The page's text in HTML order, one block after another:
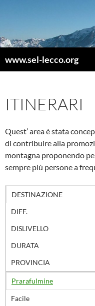
www.sel-lecco.org
ITINERARI
Quest’ area è stata
di contribuire alla
montagna proponendo
sempre più persone a
DESTINAZIONE
DIFF.
DISLIVELLO
DURATA
PROVINCIA
Prarafulmine
Facile